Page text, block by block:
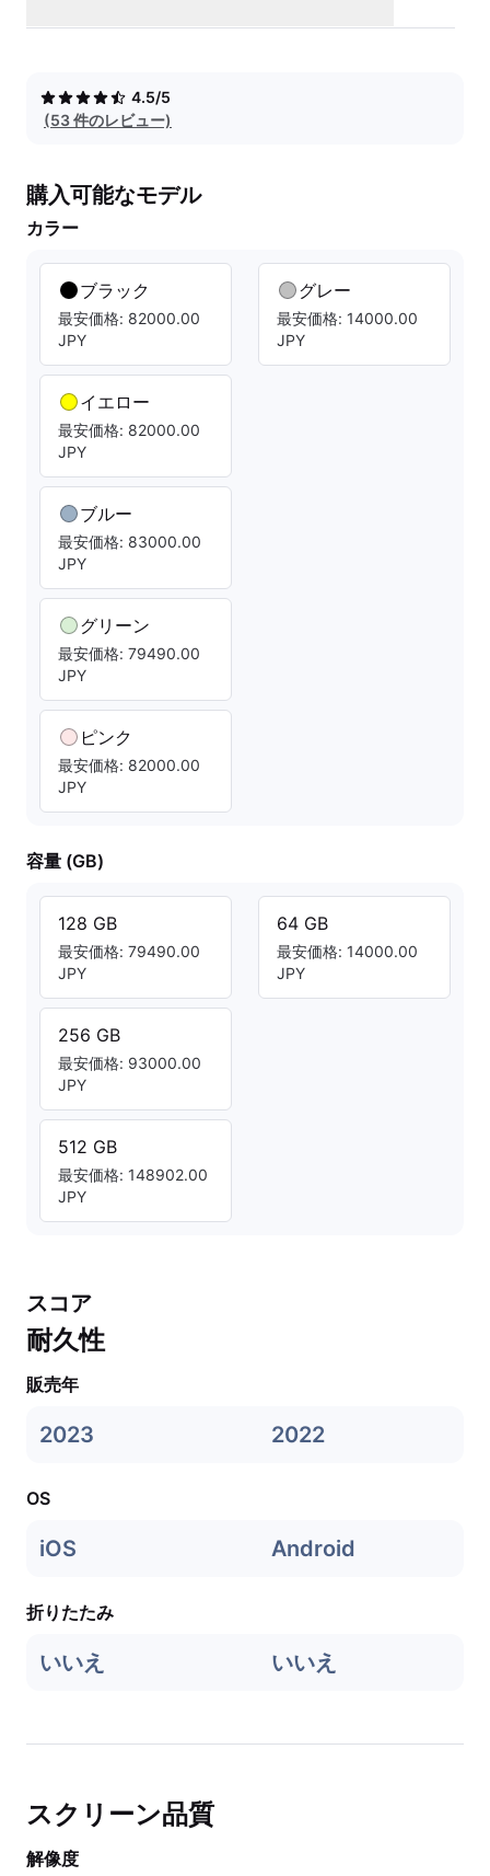
4.5/5
(53 件のレビュー)
購入可能なモデル
カラー
ブラック
最安価格: 82000.00
JPY
イエロー
最安価格: 82000.00
JPY
ブルー
最安価格: 83000.00
JPY
グリーン
最安価格: 79490.00
JPY
ピンク
最安価格: 82000.00
JPY
グレー
最安価格: 14000.00
JPY
容量 (GB)
128 GB
最安価格: 79490.00
JPY
256 GB
最安価格: 93000.00
JPY
512 GB
最安価格: 148902.00
JPY
64 GB
最安価格: 14000.00
JPY
スコア
耐久性
販売年
2023 2022
OS
iOS Android
折りたたみ
いいえ いいえ
スクリーン品質
解像度